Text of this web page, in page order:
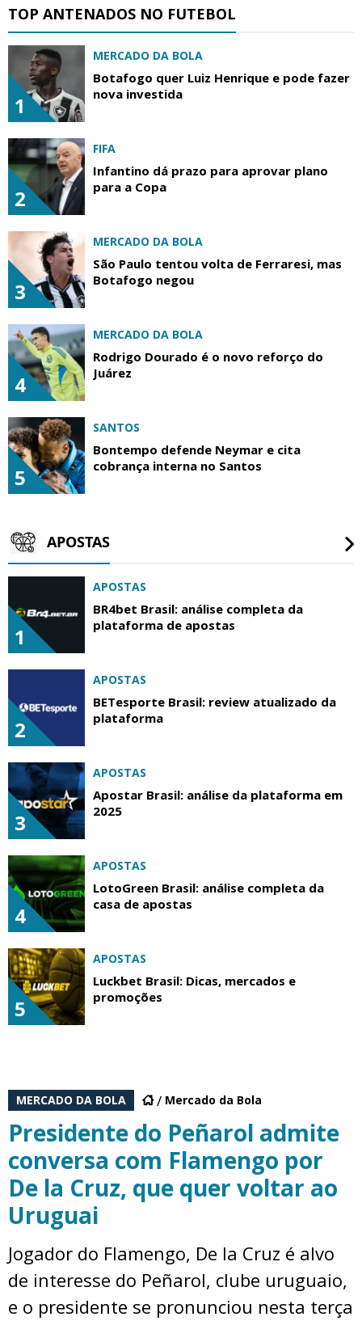
TOP ANTENADOS NO FUTEBOL
1
MERCADO DA BOLA
Botafogo quer Luiz Henrique e pode fazer
nova investida
2
FIFA
Infantino dá prazo para aprovar plano
para a Copa
3
MERCADO DA BOLA
São Paulo tentou volta de Ferraresi, mas
Botafogo negou
4
MERCADO DA BOLA
Rodrigo Dourado é o novo reforço do
Juárez
5
SANTOS
Bontempo defende Neymar e cita
cobrança interna no Santos
APOSTAS
1
APOSTAS
BR4bet Brasil: análise completa da
plataforma de apostas
2
APOSTAS
BETesporte Brasil: review atualizado da
plataforma
3
APOSTAS
Apostar Brasil: análise da plataforma em
2025
4
APOSTAS
LotoGreen Brasil: análise completa da
casa de apostas
5
APOSTAS
Luckbet Brasil: Dicas, mercados e
promoções
MERCADO DA BOLA Mercado da Bola
Presidente do Peñarol admite
conversa com Flamengo por
De la Cruz, que quer voltar ao
Uruguai
Jogador do Flamengo, De la Cruz é alvo
de interesse do Peñarol, clube uruguaio,
e o presidente se pronunciou nesta terça